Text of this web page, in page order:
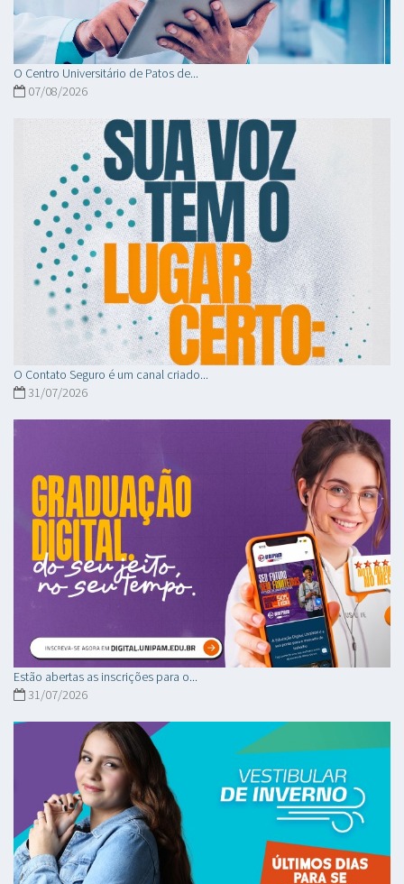
O Centro Universitário de Patos de...
07/08/2026
O Contato Seguro é um canal criado...
31/07/2026
Estão abertas as inscrições para o...
31/07/2026